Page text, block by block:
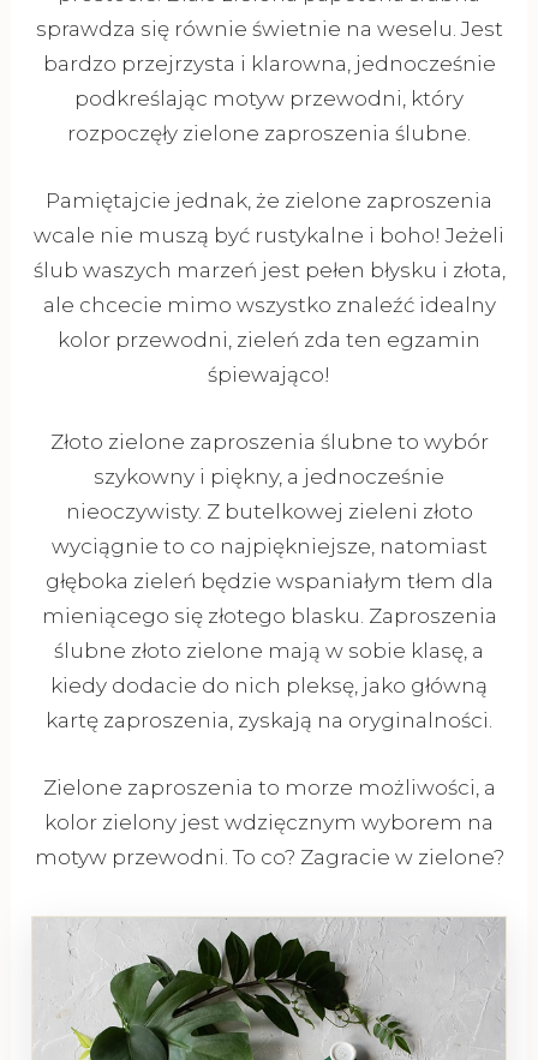
sprawdza się równie świetnie na weselu. Jest
bardzo przejrzysta i klarowna, jednocześnie
podkreślając motyw przewodni, który
rozpoczęły zielone zaproszenia ślubne.
Pamiętajcie jednak, że zielone zaproszenia
wcale nie muszą być rustykalne i boho! Jeżeli
ślub waszych marzeń jest pełen błysku i złota,
ale chcecie mimo wszystko znaleźć idealny
kolor przewodni, zieleń zda ten egzamin
śpiewająco!
Złoto zielone zaproszenia ślubne to wybór
szykowny i piękny, a jednocześnie
nieoczywisty. Z butelkowej zieleni złoto
wyciągnie to co najpiękniejsze, natomiast
głęboka zieleń będzie wspaniałym tłem dla
mieniącego się złotego blasku. Zaproszenia
ślubne złoto zielone mają w sobie klasę, a
kiedy dodacie do nich pleksę, jako główną
kartę zaproszenia, zyskają na oryginalności.
Zielone zaproszenia to morze możliwości, a
kolor zielony jest wdzięcznym wyborem na
motyw przewodni. To co? Zagracie w zielone?